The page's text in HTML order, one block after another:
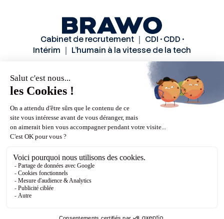
Cabinet de recrutement ｜ CDI • CDD •
Intérim ｜ L’humain à la vitesse de la tech
Méthode
Candidats
Contactez-nous
Mentions légales
© Brawo 2026